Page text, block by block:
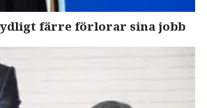
färre förlorar sina jobb